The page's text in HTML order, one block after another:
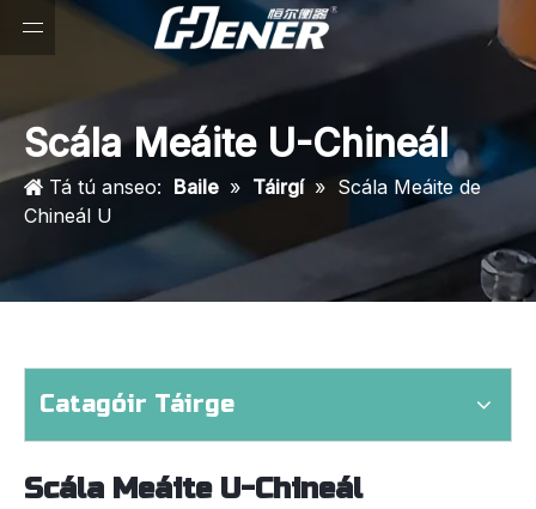
Scála Meáite U-Chineál
Tá tú anseo: Baile » Táirgí » Scála Meáite de
Chineál U
Catagóir Táirge
Scála Meáite U-Chineál